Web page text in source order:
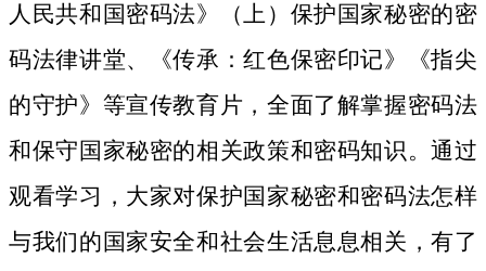
人民共和国密码法》
（上）保护国家秘密的密
码法律讲堂、
《传承：红色保密印记》《指尖
的守护》等宣传教育片， 全面了解掌握密码法
和保守国家秘密的相关政策和密码知识。通过
观看学习，大家对保护国家秘密和密码法怎样
与我们的国家安全和社会生活息息相关，有了